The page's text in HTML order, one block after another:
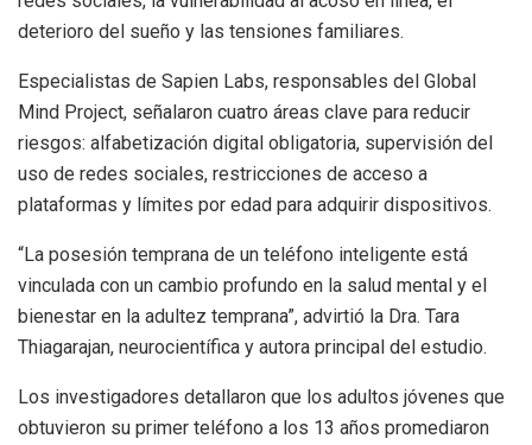
deterioro del sueño y las tensiones familiares.
Especialistas de Sapien Labs, responsables del Global
Mind Project, señalaron cuatro áreas clave para reducir
riesgos: alfabetización digital obligatoria, supervisión del
uso de redes sociales, restricciones de acceso a
plataformas y límites por edad para adquirir dispositivos.
“La posesión temprana de un teléfono inteligente está
vinculada con un cambio profundo en la salud mental y el
bienestar en la adultez temprana”, advirtió la Dra. Tara
Thiagarajan, neurocientífica y autora principal del estudio.
Los investigadores detallaron que los adultos jóvenes que
obtuvieron su primer teléfono a los 13 años promediaron